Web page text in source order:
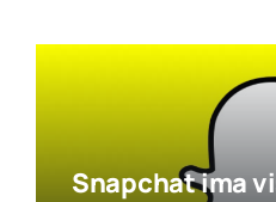
Snapchat ima